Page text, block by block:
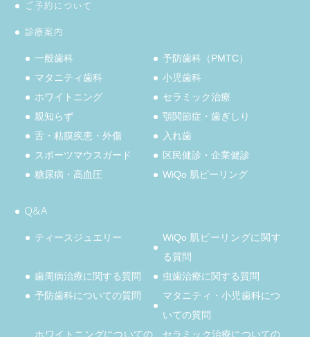
ご予約について
診療案内
一般歯科
予防歯科（PMTC）
マタニティ歯科
小児歯科
ホワイトニング
セラミック治療
親知らず
顎関節症・歯ぎしり
舌・粘膜疾患・外傷
入れ歯
スポーツマウスガード
区民健診・企業健診
糖尿病・高血圧
WiQo 肌ピーリング
Q&A
ティースジュエリー
WiQo 肌ピーリングに関す
る質問
歯周病治療に関する質問
虫歯治療に関する質問
予防歯科についての質問
マタニティ・小児歯科につ
いての質問
ホワイトニングについての
セラミック治療についての